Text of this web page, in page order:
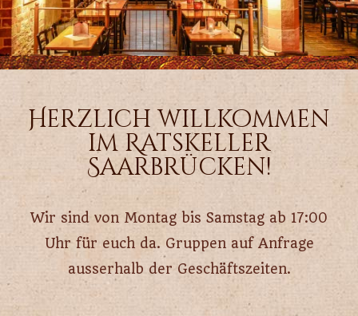
Herzlich willkommen
im Ratskeller
Saarbrücken!
​Wir sind von Montag bis Samstag ab 17:00
Uhr für euch da. Gruppen auf Anfrage
ausserhalb der Geschäftszeiten.